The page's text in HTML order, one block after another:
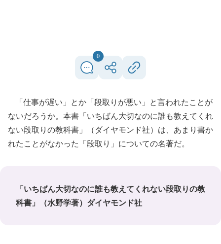
0
「仕事が遅い」とか「段取りが悪い」と言われたことが
ないだろうか。本書「いちばん大切なのに誰も教えてくれ
ない段取りの教科書」（ダイヤモンド社）は、あまり書か
れたことがなかった「段取り」についての名著だ。
「いちばん大切なのに誰も教えてくれない段取りの教
科書」（水野学著）ダイヤモンド社